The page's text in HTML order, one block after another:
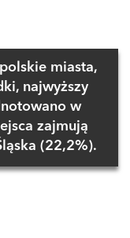
miasta,
najwyższy
w
zajmują
(22,2%).